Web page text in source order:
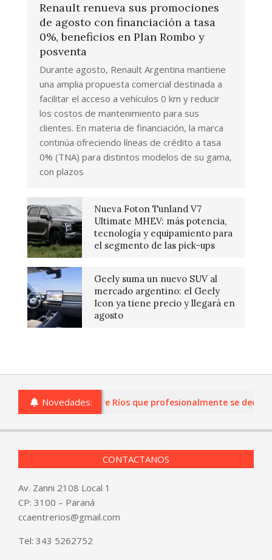
Renault renueva sus promociones
de agosto con financiación a tasa
0%, beneficios en Plan Rombo y
posventa
Durante agosto, Renault Argentina mantiene
una amplia propuesta comercial destinada a
facilitar el acceso a vehículos 0 km y reducir
los costos de mantenimiento para sus
clientes. En materia de financiación, la marca
continúa ofreciendo líneas de crédito a tasa
0% (TNA) para distintos modelos de su gama,
con plazos
Nueva Foton Tunland V7
Ultimate MHEV: más potencia,
tecnología y equipamiento para
el segmento de las pick-ups
Geely suma un nuevo SUV al
mercado argentino: el Geely
Icon ya tiene precio y llegará en
agosto
Novedades:
o comercios de Entre Ríos que profesionalmente se
CONTACTANOS
Av. Zanni 2108 Local 1
CP: 3100 – Paraná
ccaentrerios@gmail.com
Tel: 343 5262752